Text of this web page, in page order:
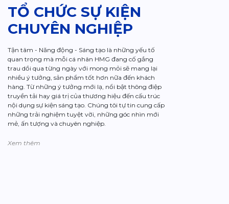
TỔ CHỨC SỰ KIỆN
CHUYÊN NGHIỆP
Tận tâm - Năng động - Sáng tạo là những yếu tố
quan trọng mà mỗi cá nhân HMG đang cố gắng
trau dồi qua từng ngày với mong mỏi sẽ mang lại
nhiều ý tưởng, sản phẩm tốt hơn nữa đến khách
hàng. Từ những ý tưởng mới lạ, nổi bật thông điệp
truyền tải hay giá trị của thương hiệu đến cấu trúc
nội dụng sự kiện sáng tạo. Chúng tôi tự tin cung cấp
những trải nghiệm tuyệt vời, những góc nhìn mới
mẻ, ấn tượng và chuyên nghiệp.
Xem thêm